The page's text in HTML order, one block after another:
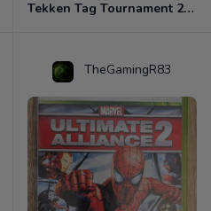
Tekken Tag Tournament 2 Xbox 360
TheGamingR83